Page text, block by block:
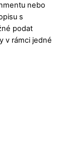
nebo
s
podat
v rámci jedné